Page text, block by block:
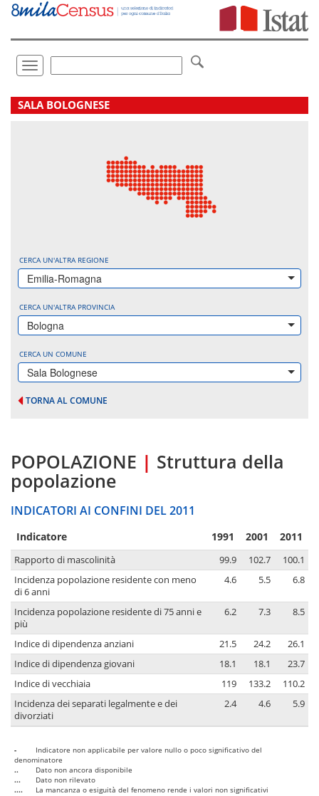
Vai
direttamente
Toggle
navigation
.
SALA BOLOGNESE
CERCA UN'ALTRA REGIONE
Emilia-Romagna
CERCA UN'ALTRA PROVINCIA
Bologna
CERCA UN COMUNE
Sala Bolognese
TORNA AL COMUNE
POPOLAZIONE | Struttura della
popolazione
INDICATORI AI CONFINI DEL 2011
Indicatore 1991 2001 2011
Rapporto di mascolinità 99.9 102.7
100.1
Incidenza popolazione residente con meno
di 6 anni
4.6 5.5 6.8
Incidenza popolazione residente di 75 anni e
più
6.2 7.3 8.5
Indice di dipendenza anziani 21.5 24.2
26.1
Indice di dipendenza giovani
18.1 18.1
23.7
Indice di vecchiaia
119 133.2
110.2
Incidenza dei separati legalmente e dei
divorziati
2.4 4.6 5.9
-
Indicatore non applicabile per valore nullo o poco significativo del
denominatore
..
Dato non ancora disponibile
...
Dato non rilevato
....
La mancanza o esiguità del fenomeno rende i valori non significativi